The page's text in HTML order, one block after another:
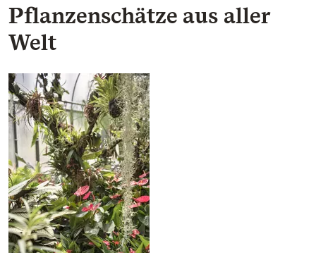
Pflanzenschätze aus aller
Welt